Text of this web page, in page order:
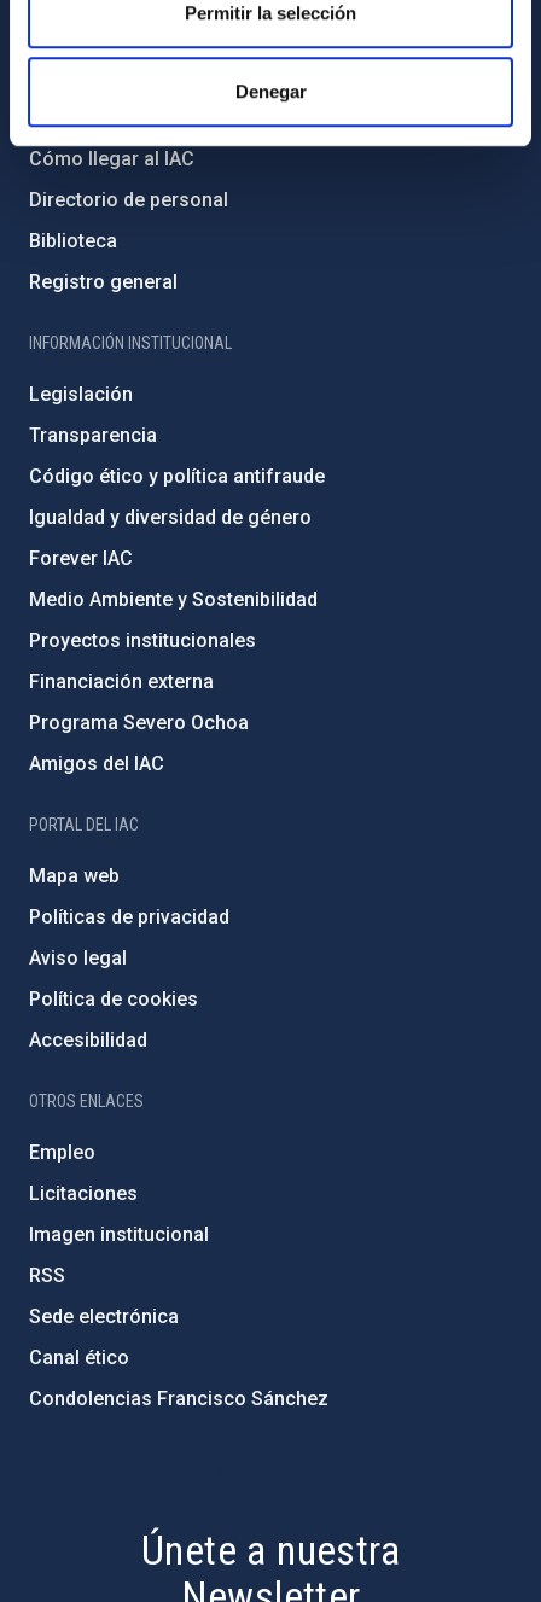
Permitir la selección
Denegar
INFORMACIÓN GENERAL
Contacto
Cómo llegar al IAC
Directorio de personal
Biblioteca
Registro general
INFORMACIÓN INSTITUCIONAL
Legislación
Transparencia
Código ético y política antifraude
Igualdad y diversidad de género
Forever IAC
Medio Ambiente y Sostenibilidad
Proyectos institucionales
Financiación externa
Programa Severo Ochoa
Amigos del IAC
PORTAL DEL IAC
Mapa web
Políticas de privacidad
Aviso legal
Política de cookies
Accesibilidad
OTROS ENLACES
Empleo
Licitaciones
Imagen institucional
RSS
Sede electrónica
Canal ético
Condolencias Francisco Sánchez
Únete a nuestra